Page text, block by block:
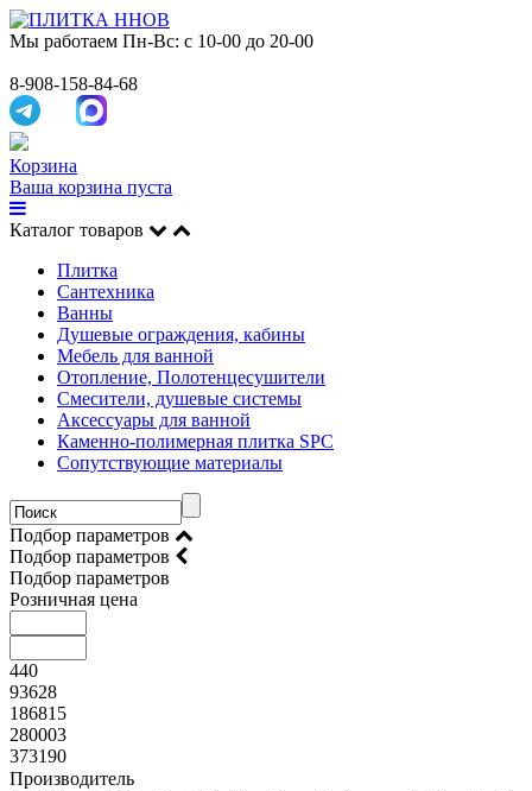
Мы работаем Пн-Вс: с 10-00 до 20-00
8-908-158-84-68
Корзина
Ваша корзина пуста
Каталог товаров
Плитка
Сантехника
Ванны
Душевые ограждения, кабины
Мебель для ванной
Отопление, Полотенцесушители
Смесители, душевые системы
Аксессуары для ванной
Каменно-полимерная плитка SPC
Сопутствующие материалы
Подбор параметров
Подбор параметров
Подбор параметров
Розничная цена
440
93628
186815
280003
373190
Производитель